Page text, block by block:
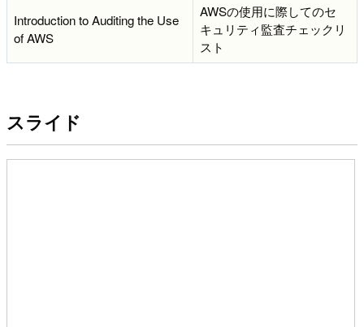
Introduction to Auditing the Use
of AWS
AWSの使用に際してのセ
キュリティ監査チェックリ
スト
スライド